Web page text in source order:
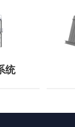
统